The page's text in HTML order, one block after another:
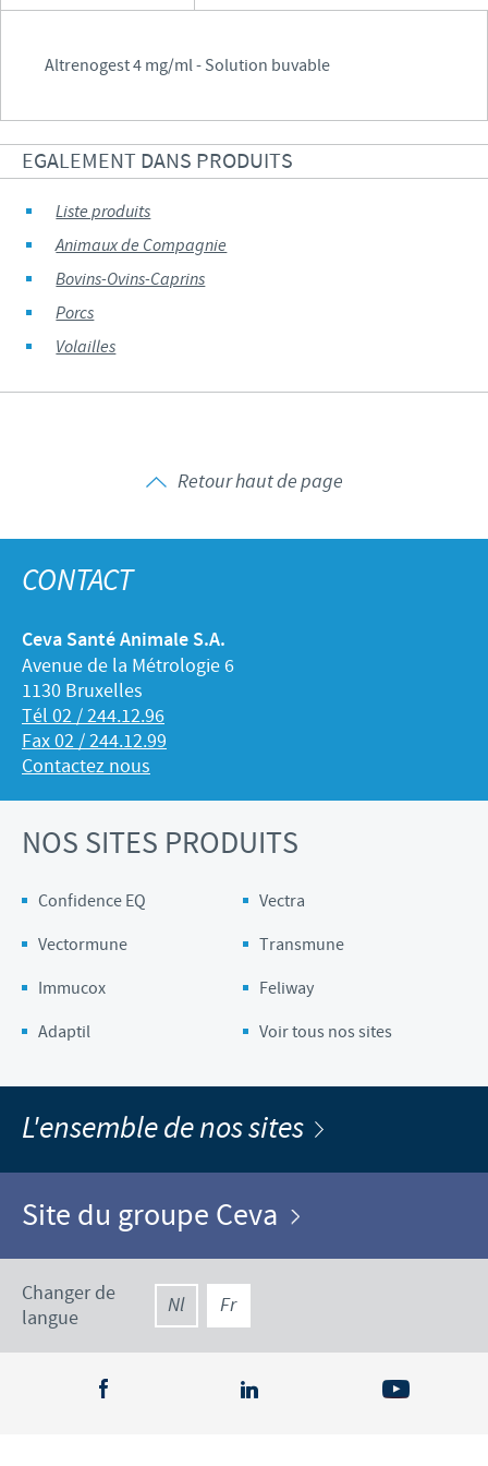
Altrenogest 4 mg/ml - Solution buvable
EGALEMENT DANS PRODUITS
Liste produits
Animaux de Compagnie
Bovins-Ovins-Caprins
Porcs
Volailles
Retour haut de page
CONTACT
Ceva Santé Animale S.A.
Avenue de la Métrologie 6
1130 Bruxelles
Tél 02 / 244.12.96
Fax 02 / 244.12.99
Contactez nous
NOS SITES PRODUITS
Confidence EQ
Vectra
Vectormune
Transmune
Immucox
Feliway
Adaptil
Voir tous nos sites
L'ensemble de nos sites
Site du groupe Ceva
Changer de
langue
Nl Fr